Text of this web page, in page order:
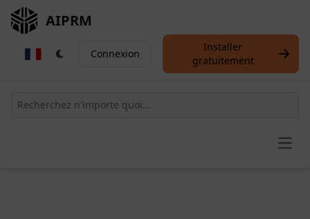
AIPRM
Connexion
Installer
gratuitement